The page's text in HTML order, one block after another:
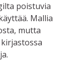
poistuvia
Mallia
mutta